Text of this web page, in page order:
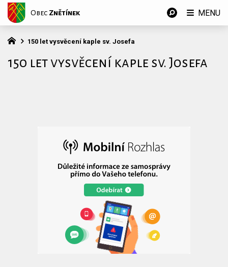
150 let vysvěcení kaple sv. Josefa
150 let vysvěcení kaple sv. Josefa
Obec Znětínek MENU